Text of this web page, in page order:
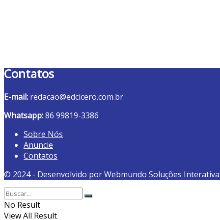
Contatos
E-mail: redacao@edcicero.com.br
Whatsapp:86 99819-3386
Sobre Nós
Anuncie
Contatos
© 2024 - Desenvolvido por Webmundo Soluções
No Result
View All Result